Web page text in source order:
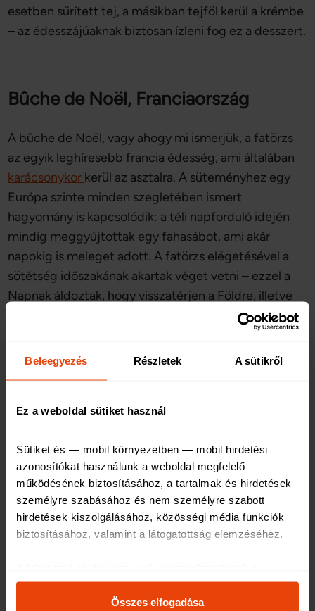
Beleegyezés Részletek A sütikről
Ez a weboldal sütiket használ
Sütiket és — mobil környezetben — mobil hirdetési
azonosítókat használunk a weboldal megfelelő
működésének biztosításához, a tartalmak és hirdetések
személyre szabásához és nem személyre szabott
hirdetések kiszolgálásához, közösségi média funkciók
biztosításához, valamint a látogatottság elemzéséhez.
weboldal működéséhez, ezért ezek nem kapcsolhatók ki
Összes elfogadása
esetben sűrített tej, a másikban tejföl kerül a krémbe
– az édesszájúaknak biztosan ízleni fog ez a desszert.
Bûche de Noël, Franciaország
A bûche de Noël, vagy ahogy mi ismerjük, a fatörzs
az egyik leghíresebb francia édesség, ami általában
karácsonykor kerül az asztalra. A süteményhez egy
Európa szinte minden szegletében ismert
hagyomány is kapcsolódik: a téli napforduló idején
mindig meggyújtottak egy fahasábot, ami akár
napokig is meleget adott. A fatörzs elégetésével a
sötétség időszakának akartak véget vetni – ezzel a
Napnak áldoztak, hogy visszatérjen a Földre, illetve
így megváltak azévi bűneiktől is. Más helyeken a
családi összetartozást jelképezte a közös égetés, és
a fából megmaradt hamvakat is megtartották, mivel
angol receptkönyvben tűnt fel először, majd francia
egész kontinensen.
Viktória-torta, Anglia
gyümölcslekvárral és tejszínhabbal töltve. A
finomságot Viktória királynő szakácsai találták ki a 19.